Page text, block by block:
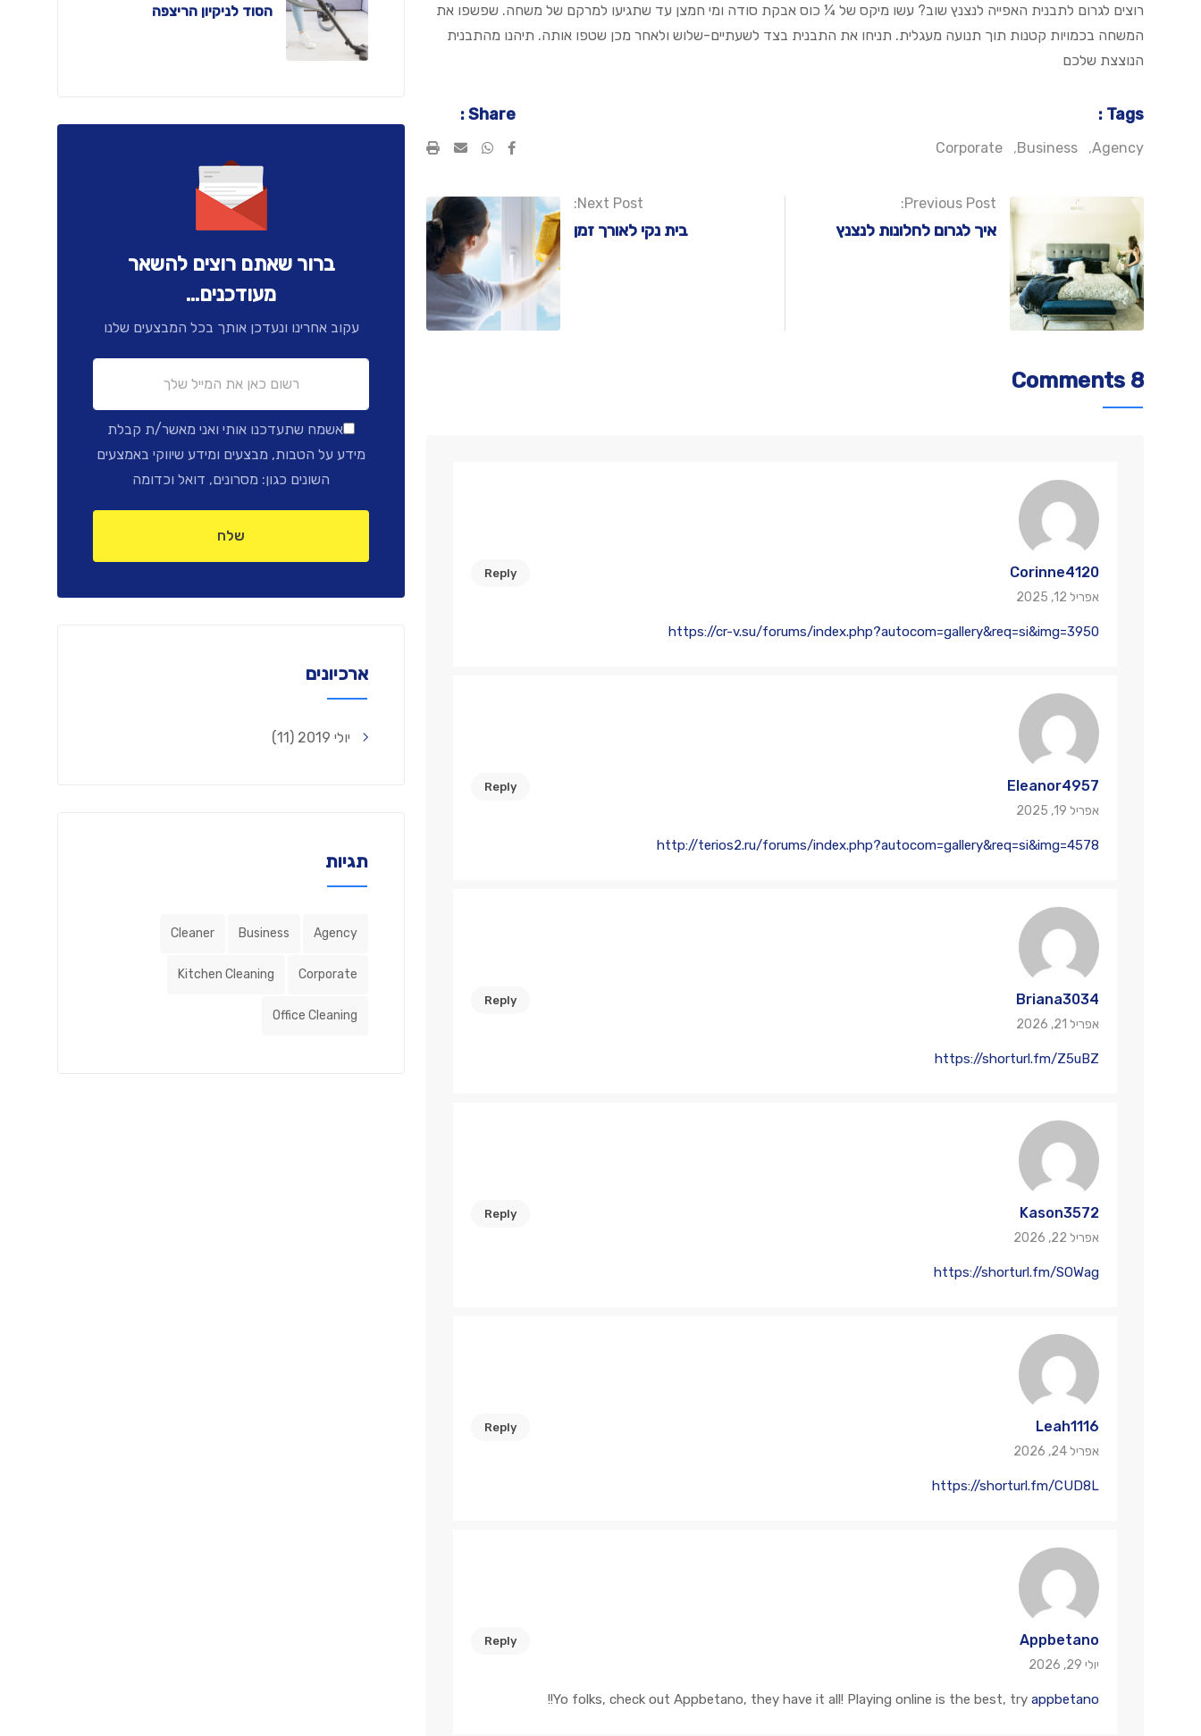
רוצים לגרום לתבנית האפייה לנצנץ שוב? עשו מיקס של ¼ כוס אבקת סודה ומי חמצן עד שתגיעו למרקם של משחה. שפשפו את
המשחה בכמויות קטנות תוך תנועה מעגלית. תניחו את התבנית בצד לשעתיים-שלוש ולאחר מכן שטפו אותה. תיהנו מהתבנית
הנוצצת שלכם
Tags :
Agency
,
Business
,
Corporate
Share :
Share
Email
Print
Previous Post:
איך לגרום לחלונות לנצנץ
Next Post:
בית נקי לאורך זמן
8 Comments
Reply Corinne4120
אפריל 12, 2025
https://cr-v.su/forums/index.php?autocom=gallery&req=si&img=3950
Reply Eleanor4957
אפריל 19, 2025
http://terios2.ru/forums/index.php?autocom=gallery&req=si&img=4578
Reply Briana3034
אפריל 21, 2026
https://shorturl.fm/Z5uBZ
Reply Kason3572
אפריל 22, 2026
https://shorturl.fm/SOWag
Reply Leah1116
אפריל 24, 2026
https://shorturl.fm/CUD8L
Reply Appbetano
יולי 29, 2026
Yo folks, check out Appbetano, they have it all! Playing online is the best, try appbetano
!!
הסוד לניקיון הריצפה
ברור שאתם רוצים להשאר
מעודכנים...
עקוב אחרינו ונעדכן אותך בכל המבצעים שלנו
אשמח שתעדכנו אותי ואני מאשר/ת קבלת
מידע על הטבות, מבצעים ומידע שיווקי באמצעים
השונים כגון: מסרונים, דואל וכדומה
ארכיונים
יולי 2019 (11)
תגיות
Agency
Business
Cleaner
Corporate
Kitchen Cleaning
Office Cleaning